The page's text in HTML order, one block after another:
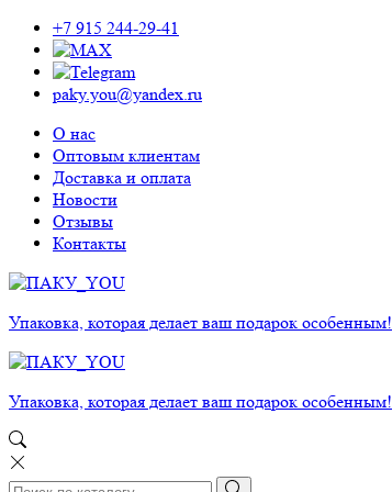
+7 915 244-29-41
paky.you@yandex.ru
О нас
Оптовым клиентам
Доставка и оплата
Новости
Отзывы
Контакты
Упаковка, которая делает ваш подарок особенным!
Упаковка, которая делает ваш подарок особенным!